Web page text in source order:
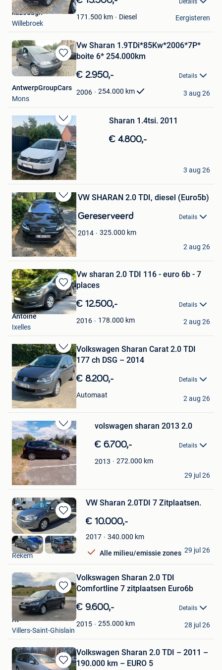
Mijn
Favorieten171.500 km Diesel
kazouagh
Willebroek
Eergisteren
Bewaren
in
Favorieten
Vw Sharan 1.9TDi*85Kw*2006*7P*
boite 6* 254.000km
€ 2.950,- Details
2006 254.000 km
AntwerpGroupCars
Mons
3 aug 26
Bewaren
in
Mijn
Favorieten
Sharan 1.4tsi. 2011
€ 4.800,-
Ahmed
Genk
3 aug 26
Bewaren
in
Mijn
Favorieten
VW SHARAN 2.0 TDI, diesel (Euro5b)
Gereserveerd Details
2014 325.000 km
Hans Rubens
Putte
2 aug 26
Bewaren
in
Mijn
Favorieten
Vw sharan 2.0 TDI 116 - euro 6b - 7
places
€ 12.500,- Details
2016 178.000 km
Antoine
Ixelles
2 aug 26
Bewaren
in
Mijn
Favorieten
Volkswagen Sharan Carat 2.0 TDI
177 ch DSG – 2014
€ 8.200,- Details
Automaat
Artur
Verviers
2 aug 26
Bewaren
in
Mijn
Favorieten
volswagen sharan 2013 2.0
€ 6.700,- Details
2013 272.000 km
Said Elazzouzi
Turnhout
29 jul 26
Bewaren
in
Mijn
Favorieten
VW Sharan 2.0TDI 7 Zitplaatsen.
€ 10.000,-
2017 340.000 km
Alle milieu/emissie zones
Carsgelo
Rekem
29 jul 26
Bewaren
Mijn
Favorieten
Volkswagen Sharan 2.0 TDI
Comfortline 7 zitplaatsen Euro6b
€ 9.600,- Details
2015 255.000 km
Rt
Villers-Saint-Ghislain
28 jul 26
Volkswagen Sharan 2.0 TDI – 2011 –
190.000 km – EURO 5